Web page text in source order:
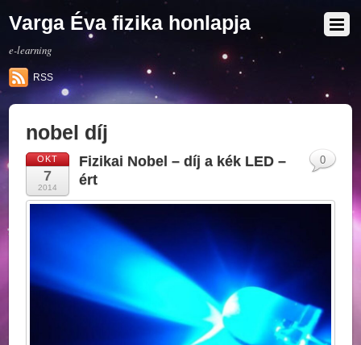
Varga Éva fizika honlapja
e-learning
RSS
nobel díj
OKT
7
2014
Fizikai Nobel – díj a kék LED –
ért
0